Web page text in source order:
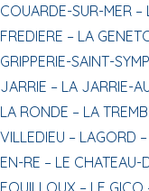
COUARDE-SUR-MER –
FREDIERE – LA
GRIPPERIE-SAINT-
JARRIE – LA JARRIE-
LA RONDE – LA
VILLEDIEU – LAGORD –
EN-RE – LE CHATEAU-
FOUILLOUX – LE GICQ